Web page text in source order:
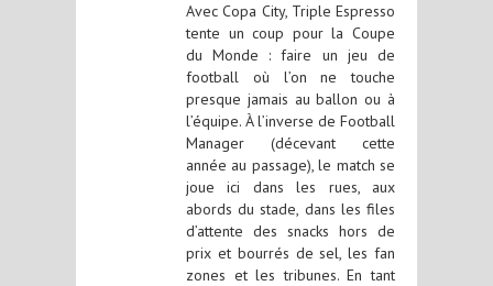
Avec Copa City, Triple Espresso
tente un coup pour la Coupe
du Monde : faire un jeu de
football où l’on ne touche
presque jamais au ballon ou à
l’équipe. À l’inverse de Football
Manager (décevant cette
année au passage), le match se
joue ici dans les rues, aux
abords du stade, dans les files
d’attente des snacks hors de
prix et bourrés de sel, les fan
zones et les tribunes. En tant